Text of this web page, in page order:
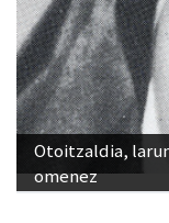
Otoitzaldia,
omenez